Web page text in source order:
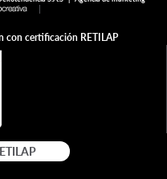
con certificación RETILAP